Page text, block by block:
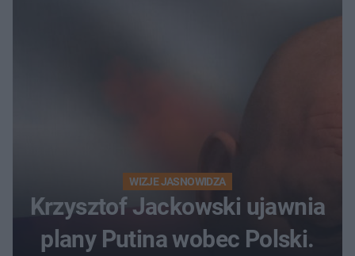
WIZJE JASNOWIDZA
Krzysztof Jackowski ujawnia
plany Putina wobec Polski.